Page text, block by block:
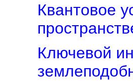
Квантовое
Ключевой